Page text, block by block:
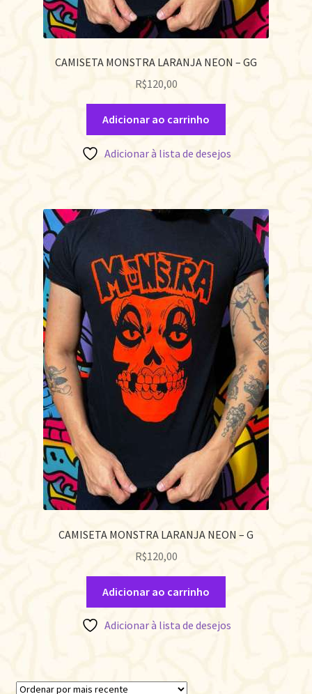
CAMISETA MONSTRA LARANJA NEON – GG
R$120,00
Adicionar ao carrinho
Adicionar à lista de desejos
CAMISETA MONSTRA LARANJA NEON – G
R$120,00
Adicionar ao carrinho
Adicionar à lista de desejos